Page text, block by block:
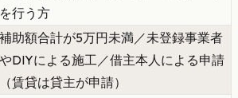
を行う方
補助額合計が5万円未満／未登録事業者
やDIYによる施工／借主本人による申請
（賃貸は貸主が申請）